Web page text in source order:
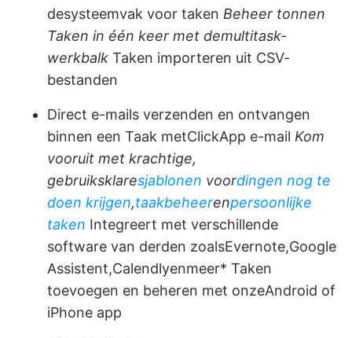
desysteemvak voor taken Beheer tonnen
Taken in één keer met demultitask-
werkbalk Taken importeren uit CSV-
bestanden
Direct e-mails verzenden en ontvangen
binnen een Taak metClickApp e-mail Kom
vooruit met krachtige,
gebruiksklaresjablonen voordingen nog te
doen krijgen,taakbeheerenpersoonlijke
taken Integreert met verschillende
software van derden zoalsEvernote,Google
Assistent,Calendlyenmeer* Taken
toevoegen en beheren met onzeAndroid of
iPhone app